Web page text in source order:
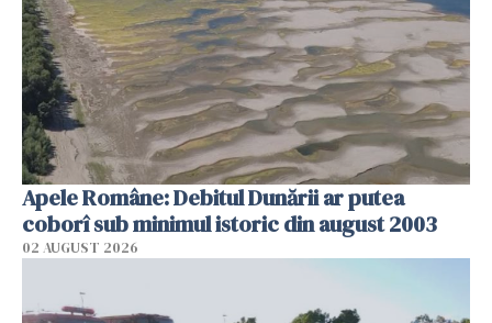
Apele Române: Debitul Dunării ar putea
coborî sub minimul istoric din august 2003
02 AUGUST 2026